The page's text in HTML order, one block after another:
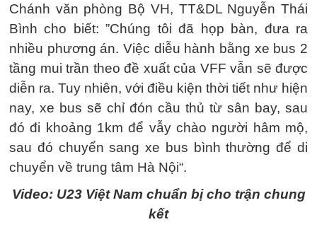
Chánh văn phòng Bộ VH, TT&DL Nguyễn Thái
Bình cho biết: ”Chúng tôi đã họp bàn, đưa ra
nhiều phương án. Việc diễu hành bằng xe bus 2
tầng mui trần theo đề xuất của VFF vẫn sẽ được
diễn ra. Tuy nhiên, với điều kiện thời tiết như hiện
nay, xe bus sẽ chỉ đón cầu thủ từ sân bay, sau
đó đi khoảng 1km để vẫy chào người hâm mộ,
sau đó chuyển sang xe bus bình thường để di
chuyển về trung tâm Hà Nội“.
Video: U23 Việt Nam chuẩn bị cho trận chung
kết